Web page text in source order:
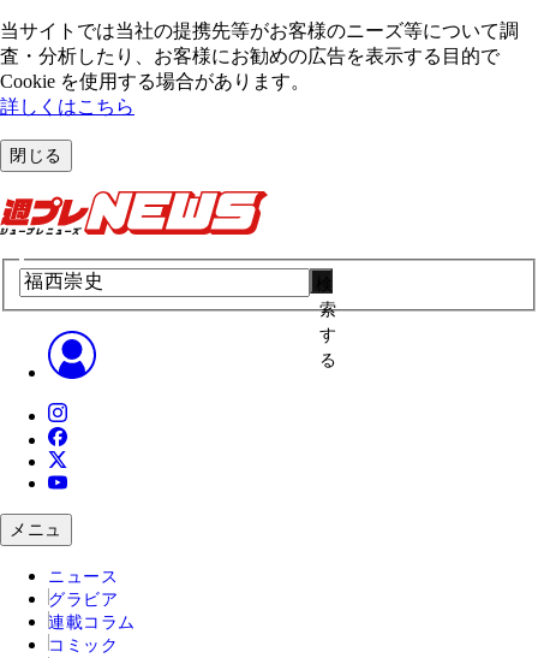
当サイトでは当社の提携先等がお客様のニーズ等について調
査・分析したり、お客様にお勧めの広告を表⽰する⽬的で
Cookie を使⽤する場合があります。
詳しくはこちら
閉じる
索
す
る
メニュ
ニュース
グラビア
連載コラム
コミック